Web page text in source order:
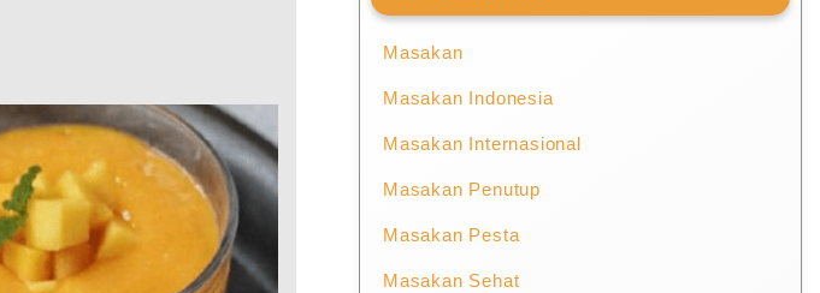
Masakan
Masakan Indonesia
Masakan Internasional
Masakan Penutup
Masakan Pesta
Masakan Sehat